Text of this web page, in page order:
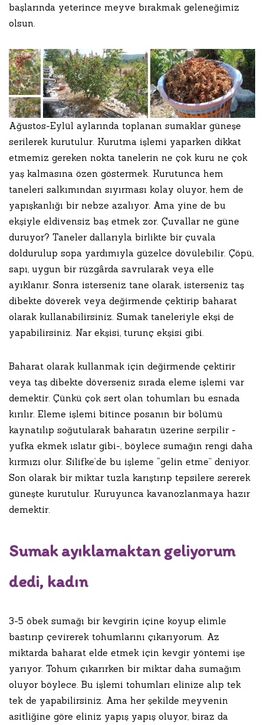
başlarında yeterince meyve bırakmak geleneğimiz
olsun.
Ağustos-Eylül aylarında toplanan sumaklar güneşe
serilerek kurutulur. Kurutma işlemi yaparken dikkat
etmemiz gereken nokta tanelerin ne çok kuru ne çok
yaş kalmasına özen göstermek. Kurutunca hem
taneleri salkımından sıyırması kolay oluyor, hem de
yapışkanlığı bir nebze azalıyor. Ama yine de bu
ekşiyle eldivensiz baş etmek zor. Çuvallar ne güne
duruyor? Taneler dallarıyla birlikte bir çuvala
doldurulup sopa yardımıyla güzelce dövülebilir. Çöpü,
sapı, uygun bir rüzgârda savrularak veya elle
ayıklanır. Sonra isterseniz tane olarak, isterseniz taş
dibekte döverek veya değirmende çektirip baharat
olarak kullanabilirsiniz. Sumak taneleriyle ekşi de
yapabilirsiniz. Nar ekşisi, turunç ekşisi gibi.
Baharat olarak kullanmak için değirmende çektirir
veya taş dibekte döverseniz sırada eleme işlemi var
demektir. Çünkü çok sert olan tohumları bu esnada
kırılır. Eleme işlemi bitince posanın bir bölümü
kaynatılıp soğutularak baharatın üzerine serpilir -
yufka ekmek ıslatır gibi-, böylece sumağın rengi daha
kırmızı olur. Silifke’de bu işleme “gelin etme” deniyor.
Son olarak bir miktar tuzla karıştırıp tepsilere sererek
güneşte kurutulur. Kuruyunca kavanozlanmaya hazır
demektir.
Sumak ayıklamaktan geliyorum
dedi, kadın
3-5 öbek sumağı bir kevgirin içine koyup elimle
bastırıp çevirerek tohumlarını çıkarıyorum. Az
miktarda baharat elde etmek için kevgir yöntemi işe
yarıyor. Tohum çıkarırken bir miktar daha sumağım
oluyor böylece. Bu işlemi tohumları elinize alıp tek
tek de yapabilirsiniz. Ama her şekilde meyvenin
asitliğine göre eliniz yapış yapış oluyor, biraz da